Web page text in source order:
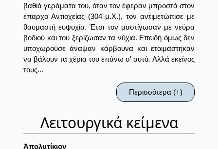
βαθιά γεράματα του, όταν τον έφεραν μπροστά στον
έπαρχο Αντιοχείας (304 μ.Χ.), τον αντιμετώπισε με
θαυμαστή ευψυχία. Έτσι τον μαστίγωσαν με νεύρα
βοδιού και του ξερίζωσαν τα νύχια. Επειδή όμως δεν
υποχωρούσε άναψαν κάρβουνα και ετοιμάστηκαν
να βάλουν τα χέρια του επάνω σ' αυτά. Αλλά εκείνος
τους...
Περισσότερα (+)
Λειτουργικά κείμενα
Ἀπολυτίκιον